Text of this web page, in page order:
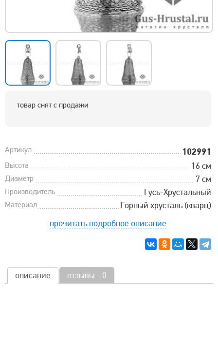
товар снят с продажи
Артикул 102991
Высота 16 см
Диаметр 7 см
Производитель Гусь-Хрустальный
Материал
Горный хрусталь (кварц)
прочитать подробное описание
описание отзывы - 0